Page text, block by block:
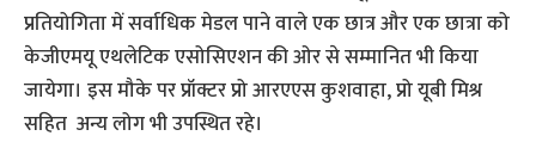
प्रतियोगिता में सर्वाधिक मेडल पाने वाले एक छात्र और एक छात्रा को
केजीएमयू एथलेटिक एसोसिएशन की ओर से सम्मानित भी किया
जायेगा। इस मौके पर प्रॉक्टर प्रो आरएएस कुशवाहा, प्रो यूबी मिश्र
सहित अन्य लोग भी उपस्थित रहे।